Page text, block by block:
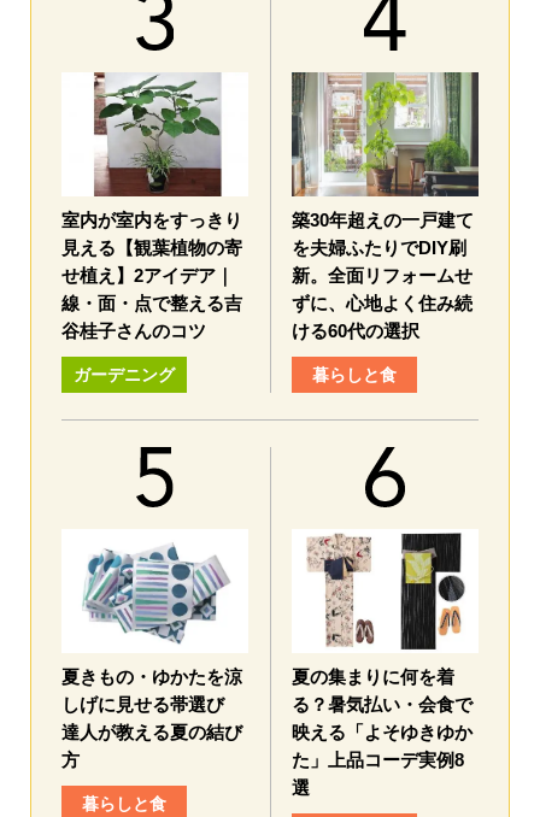
室内が室内をすっきり
見える【観葉植物の寄
せ植え】2アイデア｜
線・面・点で整える吉
谷桂子さんのコツ
ガーデニング
築30年超えの一戸建て
を夫婦ふたりでDIY刷
新。全面リフォームせ
ずに、心地よく住み続
ける60代の選択
暮らしと食
夏きもの・ゆかたを涼
しげに見せる帯選び
達人が教える夏の結び
方
暮らしと食
夏の集まりに何を着
る？暑気払い・会食で
映える「よそゆきゆか
た」上品コーデ実例8
選